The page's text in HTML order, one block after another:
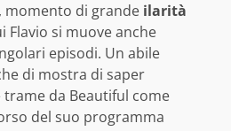
momento di grande ilarità
Flavio si muove anche
episodi. Un abile
di mostra di saper
da Beautiful come
del suo programma